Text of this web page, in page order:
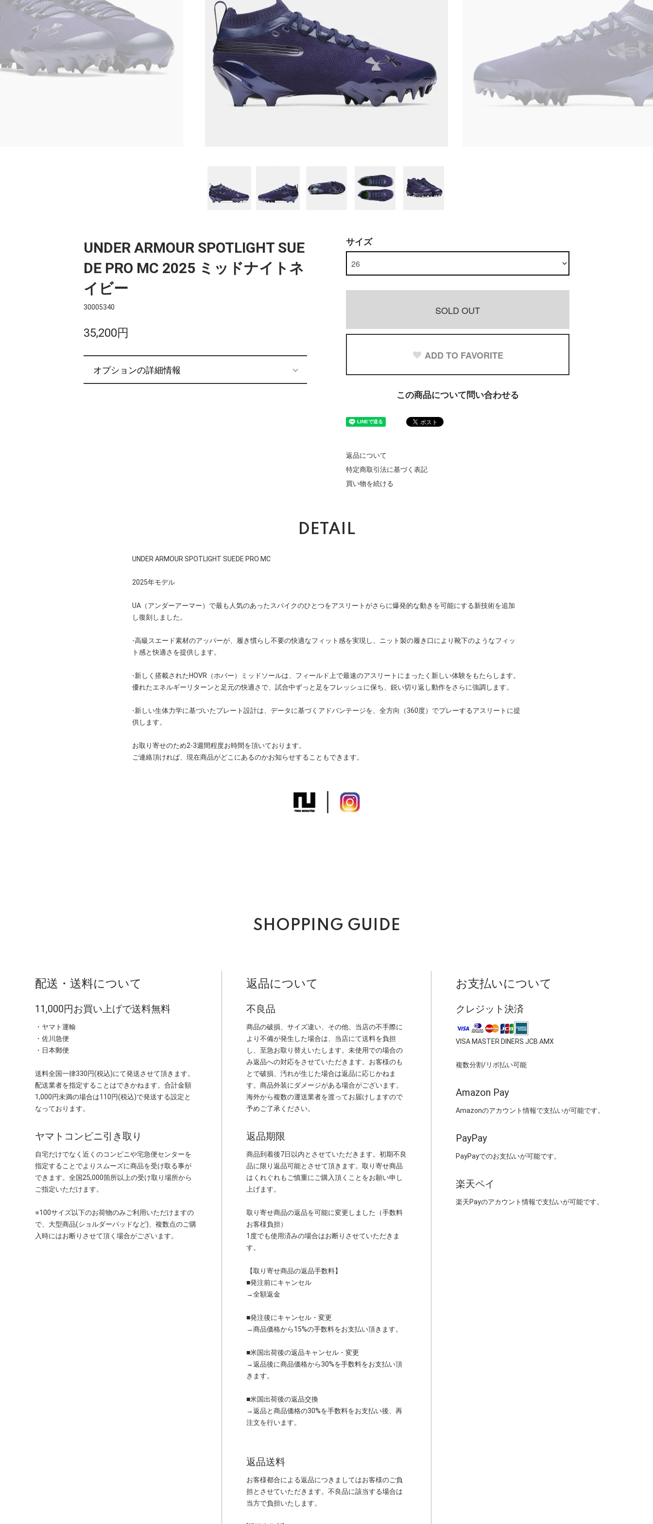
UNDER ARMOUR SPOTLIGHT SUE
DE PRO MC 2025 ミッドナイトネ
イビー
30005340
35,200円
オプションの詳細情報
サイズ
SOLD OUT
ADD TO FAVORITE
この商品について問い合わせる
返品について
特定商取引法に基づく表記
買い物を続ける
DETAIL
UNDER ARMOUR SPOTLIGHT SUEDE PRO MC
2025年モデル
UA（アンダーアーマー）で最も人気のあったスパイクのひとつをアスリートがさらに爆発的な動きを可能にする新技術を追加
し復刻しました。
-高級スエード素材のアッパーが、履き慣らし不要の快適なフィット感を実現し、ニット製の履き口により靴下のようなフィッ
ト感と快適さを提供します。
-新しく搭載されたHOVR（ホバー）ミッドソールは、フィールド上で最速のアスリートにまったく新しい体験をもたらします。
優れたエネルギーリターンと足元の快適さで、試合中ずっと足をフレッシュに保ち、鋭い切り返し動作をさらに強調します。
-新しい生体力学に基づいたプレート設計は、データに基づくアドバンテージを、全方向（360度）でプレーするアスリートに提
供します。
お取り寄せのため2-3週間程度お時間を頂いております。
ご連絡頂ければ、現在商品がどこにあるのかお知らせすることもできます。
SHOPPING GUIDE
配送・送料について
11,000円お買い上げで送料無料
・ヤマト運輸
・佐川急便
・日本郵便
送料全国一律330円(税込)にて発送させて頂きます。
配送業者を指定することはできかねます。合計金額
1,000円未満の場合は110円(税込)で発送する設定と
なっております。
ヤマトコンビニ引き取り
自宅だけでなく近くのコンビニや宅急便センターを
指定することでよりスムーズに商品を受け取る事が
できます。全国25,000箇所以上の受け取り場所から
ご指定いただけます。
※100サイズ以下のお荷物のみご利用いただけますの
で、大型商品(ショルダーパッドなど)、複数点のご購
入時にはお断りさせて頂く場合がございます。
返品について
不良品
商品の破損、サイズ違い、その他、当店の不手際に
より不備が発生した場合は、当店にて送料を負担
し、至急お取り替えいたします。未使用での場合の
み返品への対応をさせていただきます。お客様のも
とで破損、汚れが生じた場合は返品に応じかねま
す。商品外装にダメージがある場合がございます。
海外から複数の運送業者を渡ってお届けしますので
予めご了承ください。
返品期限
商品到着後7日以内とさせていただきます。初期不良
品に限り返品可能とさせて頂きます。取り寄せ商品
はくれぐれもご慎重にご購入頂くことをお願い申し
上げます。
取り寄せ商品の返品を可能に変更しました（手数料
お客様負担）
1度でも使用済みの場合はお断りさせていただきま
す。
【取り寄せ商品の返品手数料】
■発注前にキャンセル
→全額返金
■発注後にキャンセル・変更
→商品価格から15%の手数料をお支払い頂きます。
■米国出荷後の返品キャンセル・変更
→返品後に商品価格から30%を手数料をお支払い頂
きます。
■米国出荷後の返品交換
→返品と商品価格の30%を手数料をお支払い後、再
注文を行います。
返品送料
お客様都合による返品につきましてはお客様のご負
担とさせていただきます。不良品に該当する場合は
当方で負担いたします。
お支払いについて
クレジット決済
VISA MASTER DINERS JCB AMX
複数分割/リボ払い可能
Amazon Pay
Amazonのアカウント情報で支払いが可能です。
PayPay
PayPayでのお支払いが可能です。
楽天ペイ
楽天Payのアカウント情報で支払いが可能です。